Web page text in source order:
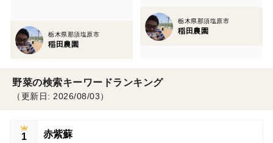
栃木県那須塩原市
稲田農園
栃木県那須塩原市
稲田農園
野菜の検索キーワードランキング
（更新日: 2026/08/03）
1 赤紫蘇